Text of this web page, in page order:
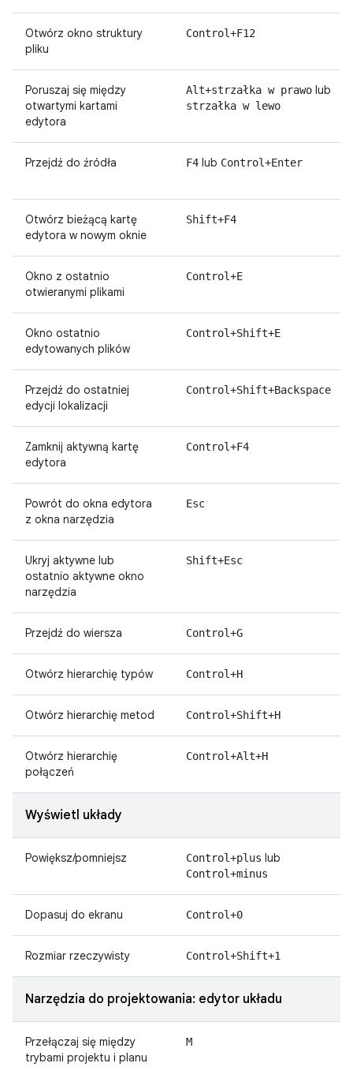
Otwórz okno struktury
pliku
Control+F12
Poruszaj się między
otwartymi kartami
edytora
Alt+strzałka w prawo lub
strzałka w lewo
Przejdź do źródła F4 lub Control+Enter
Otwórz bieżącą kartę
edytora w nowym oknie
Shift+F4
Okno z ostatnio
otwieranymi plikami
Control+E
Okno ostatnio
edytowanych plików
Control+Shift+E
Przejdź do ostatniej
edycji lokalizacji
Control+Shift+Backspace
Zamknij aktywną kartę
edytora
Control+F4
Powrót do okna edytora
z okna narzędzia
Esc
Ukryj aktywne lub
ostatnio aktywne okno
narzędzia
Shift+Esc
Przejdź do wiersza Control+G
Otwórz hierarchię typów Control+H
Otwórz hierarchię metod Control+Shift+H
Otwórz hierarchię
połączeń
Control+Alt+H
Wyświetl układy
Powiększ/pomniejsz Control+plus lub
Control+minus
Dopasuj do ekranu Control+0
Rozmiar rzeczywisty Control+Shift+1
Narzędzia do projektowania: edytor układu
Przełączaj się między
trybami projektu i planu
M